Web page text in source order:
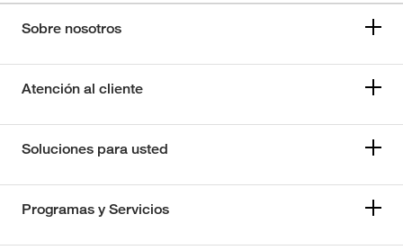
Sobre nosotros
Atención al cliente
Soluciones para usted
Programas y Servicios